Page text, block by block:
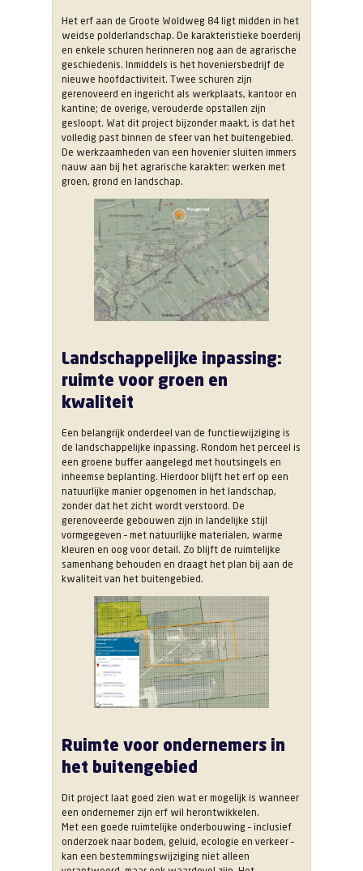
Het erf aan de Groote Woldweg 84 ligt midden in het
weidse polderlandschap. De karakteristieke boerderij
en enkele schuren herinneren nog aan de agrarische
geschiedenis. Inmiddels is het hoveniersbedrijf de
nieuwe hoofdactiviteit. Twee schuren zijn
gerenoveerd en ingericht als werkplaats, kantoor en
kantine; de overige, verouderde opstallen zijn
gesloopt. Wat dit project bijzonder maakt, is dat het
volledig past binnen de sfeer van het buitengebied.
De werkzaamheden van een hovenier sluiten immers
nauw aan bij het agrarische karakter: werken met
groen, grond en landschap.
Landschappelijke inpassing:
ruimte voor groen en
kwaliteit
Een belangrijk onderdeel van de functiewijziging is
de landschappelijke inpassing. Rondom het perceel is
een groene buffer aangelegd met houtsingels en
inheemse beplanting. Hierdoor blijft het erf op een
natuurlijke manier opgenomen in het landschap,
zonder dat het zicht wordt verstoord. De
gerenoveerde gebouwen zijn in landelijke stijl
vormgegeven – met natuurlijke materialen, warme
kleuren en oog voor detail. Zo blijft de ruimtelijke
samenhang behouden en draagt het plan bij aan de
kwaliteit van het buitengebied.
Ruimte voor ondernemers in
het buitengebied
Dit project laat goed zien wat er mogelijk is wanneer
een ondernemer zijn erf wil herontwikkelen.
Met een goede ruimtelijke onderbouwing – inclusief
onderzoek naar bodem, geluid, ecologie en verkeer –
kan een bestemmingswijziging niet alleen